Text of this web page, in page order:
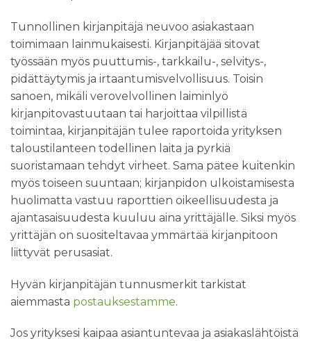
Tunnollinen kirjanpitäjä neuvoo asiakastaan
toimimaan lainmukaisesti. Kirjanpitäjää sitovat
työssään myös puuttumis-, tarkkailu-, selvitys-,
pidättäytymis ja irtaantumisvelvollisuus. Toisin
sanoen, mikäli verovelvollinen laiminlyö
kirjanpitovastuutaan tai harjoittaa vilpillistä
toimintaa, kirjanpitäjän tulee raportoida yrityksen
taloustilanteen todellinen laita ja pyrkiä
suoristamaan tehdyt virheet. Sama pätee kuitenkin
myös toiseen suuntaan; kirjanpidon ulkoistamisesta
huolimatta vastuu raporttien oikeellisuudesta ja
ajantasaisuudesta kuuluu aina yrittäjälle. Siksi myös
yrittäjän on suositeltavaa ymmärtää kirjanpitoon
liittyvät perusasiat.
Hyvän kirjanpitäjän tunnusmerkit tarkistat
aiemmasta postauksestamme.
Jos yrityksesi kaipaa asiantuntevaa ja asiakaslähtöistä